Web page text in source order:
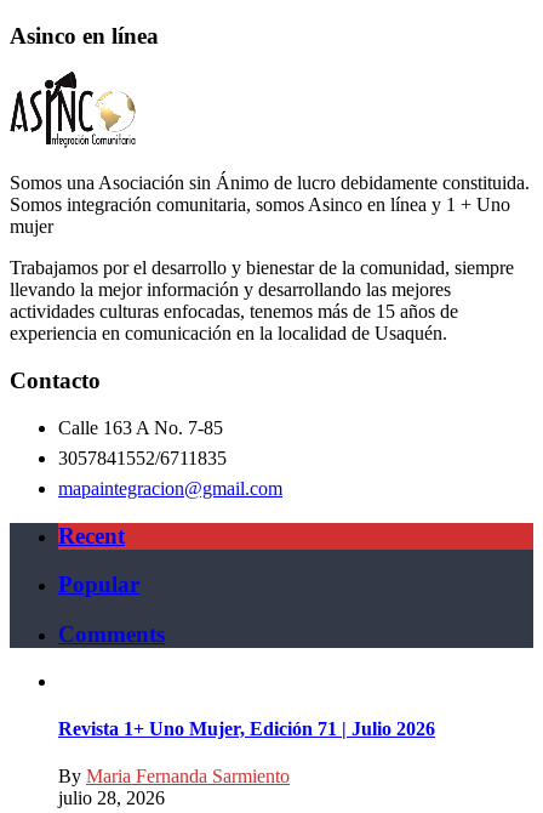
Asinco en línea
Somos una Asociación sin Ánimo de lucro debidamente constituida.
Somos integración comunitaria, somos Asinco en línea y 1 + Uno
mujer
Trabajamos por el desarrollo y bienestar de la comunidad, siempre
llevando la mejor información y desarrollando las mejores
actividades culturas enfocadas, tenemos más de 15 años de
experiencia en comunicación en la localidad de Usaquén.
Contacto
Calle 163 A No. 7-85
3057841552/6711835
mapaintegracion@gmail.com
Recent
Popular
Comments
Revista 1+ Uno Mujer, Edición 71 | Julio 2026
By Maria Fernanda Sarmiento
julio 28, 2026